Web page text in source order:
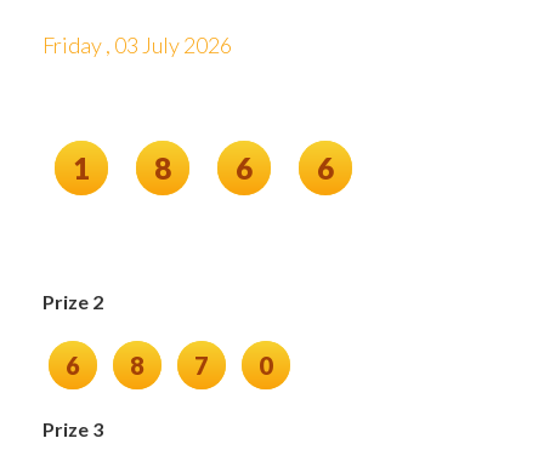
Friday , 03 July 2026
1 8 6 6
Prize 2
6 8 7 0
Prize 3